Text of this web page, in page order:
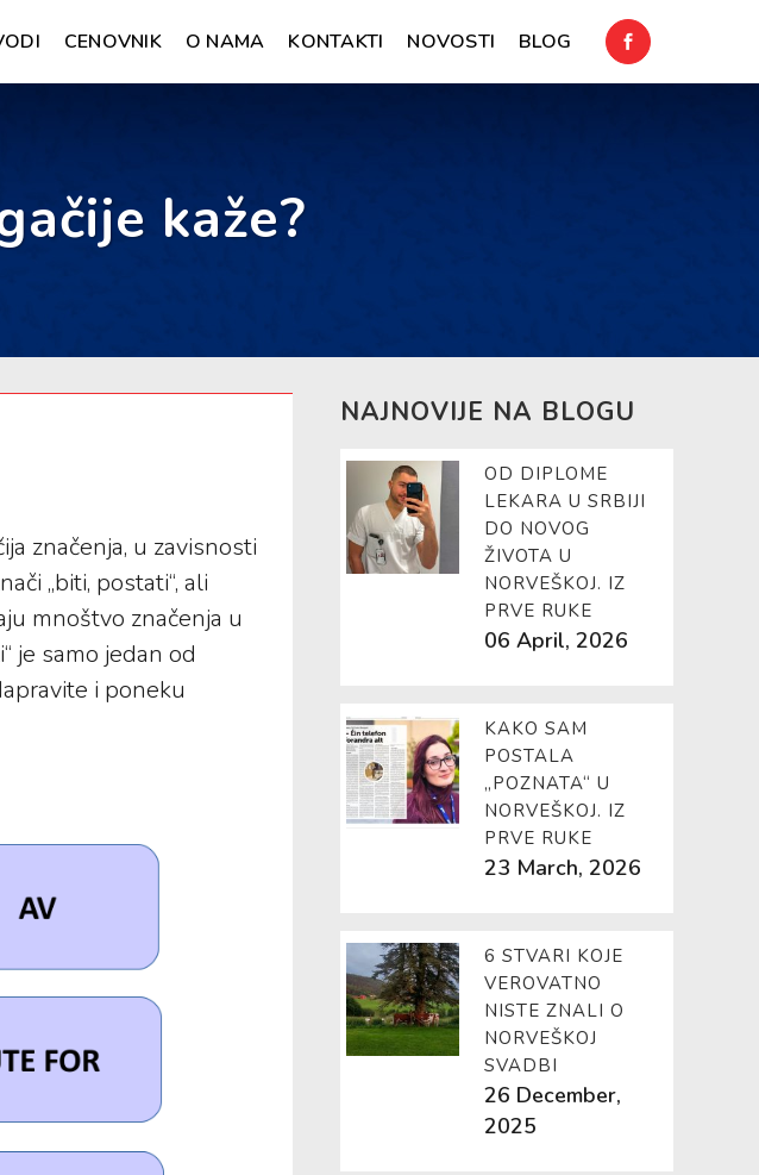
CENOVNIK O NAMA KONTAKTI NOVOSTI BLOG
kaže?
značenja, u zavisnosti
„biti, postati“, ali
mnoštvo značenja u
je samo jedan od
i poneku
NAJNOVIJE NA BLOGU
OD DIPLOME
LEKARA U SRBIJI
DO NOVOG
ŽIVOTA U
NORVEŠKOJ. IZ
PRVE RUKE
06 April, 2026
KAKO SAM
POSTALA
„POZNATA“ U
NORVEŠKOJ. IZ
PRVE RUKE
23 March, 2026
6 STVARI KOJE
VEROVATNO
NISTE ZNALI O
NORVEŠKOJ
SVADBI
26 December,
2025